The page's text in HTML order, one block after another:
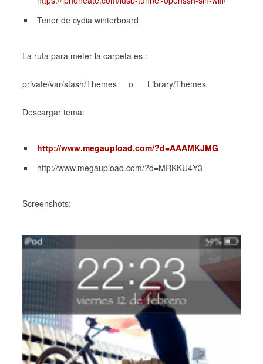
Tener de cydia winterboard
La ruta para meter la carpeta es :
private/var/stash/Themes o Library/Themes
Descargar tema:
http://www.megaupload.com/?d=AAAMKJMG
http://www.megaupload.com/?d=MRKKU4Y3
Screenshots: